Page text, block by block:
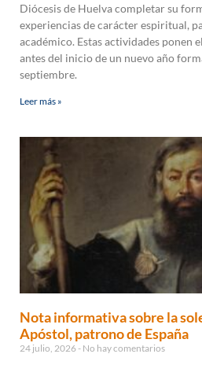
Diócesis de Huelva completar su
experiencias de carácter espiritual,
académico. Estas actividades ponen
antes del inicio de un nuevo año
septiembre.
Leer más »
Nota informativa sobre la
Apóstol, patrono de España
24 julio, 2026 No hay comentarios